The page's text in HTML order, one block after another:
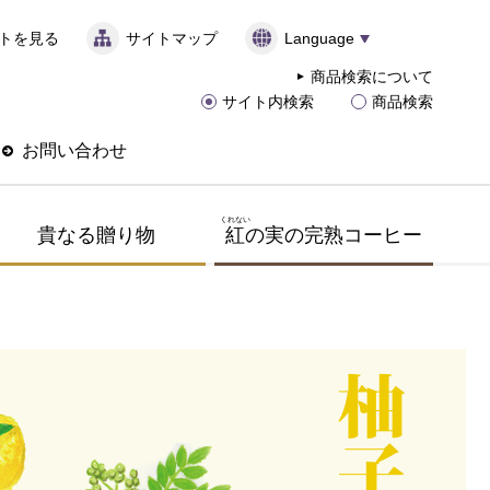
を見る サイトマップ Language
お問い合わせ
商品検索について
サイト内検索
商品検索
貴なる贈り物 紅
くれない
の実の完熟コーヒー